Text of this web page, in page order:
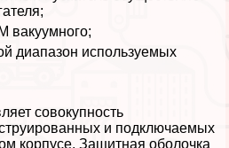
вакуумного;
диапазон используемых
совокупность
и подключаемых
корпусе. Защитная оболочка